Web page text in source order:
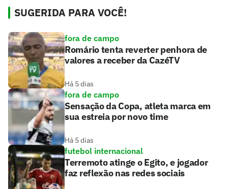
SUGERIDA PARA VOCÊ!
fora de campo
Romário tenta reverter penhora de
valores a receber da CazéTV
Há 5 dias
fora de campo
Sensação da Copa, atleta marca em
sua estreia por novo time
Há 5 dias
futebol internacional
Terremoto atinge o Egito, e jogador
faz reflexão nas redes sociais